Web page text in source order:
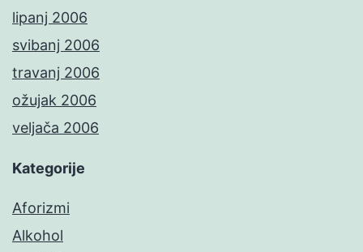
lipanj 2006
svibanj 2006
travanj 2006
ožujak 2006
veljača 2006
Kategorije
Aforizmi
Alkohol